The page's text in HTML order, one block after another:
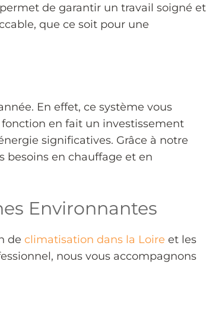
de garantir un travail soigné et
que ce soit pour une
En effet, ce système vous
en fait un investissement
significatives. Grâce à notre
besoins en chauffage et en
Environnantes
de climatisation dans la Loire et les
nous vous accompagnons